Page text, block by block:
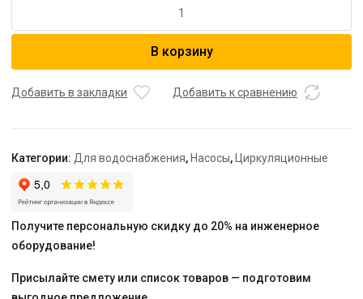
Циркуляционный
горячей
расход
1,38
м3,
м,
монтажная
длина
В корзину
Добавить в закладки Добавить к сравнению
Категории: Для водоснабжения, Насосы, Циркуляционные
Получите персональную скидку до 20% на инженерное
оборудование!
Присылайте смету или список товаров — подготовим